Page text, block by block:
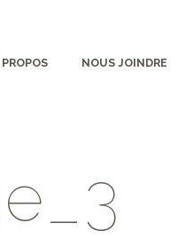
PROPOS NOUS JOINDRE
e 3